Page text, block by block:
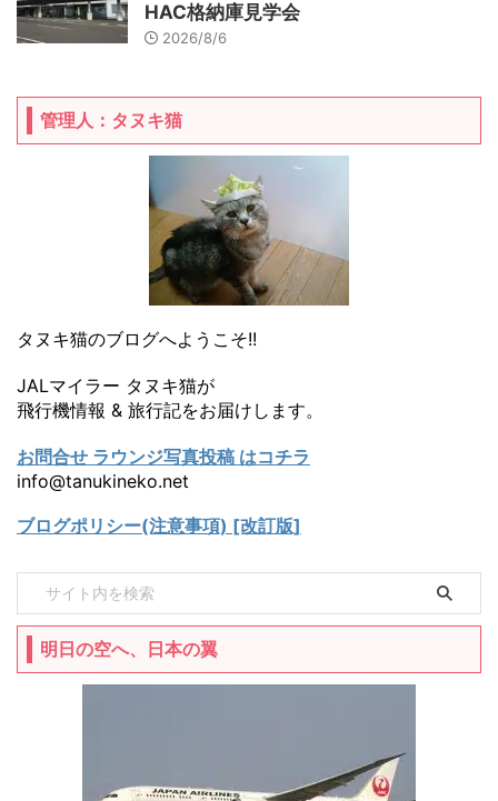
HAC格納庫見学会
2026/8/6
管理人：タヌキ猫
タヌキ猫のブログへようこそ!!
JALマイラー タヌキ猫が
飛行機情報 & 旅行記をお届けします。
お問合せ ラウンジ写真投稿 はコチラ
info@tanukineko.net
ブログポリシー(注意事項) [改訂版]
明日の空へ、日本の翼